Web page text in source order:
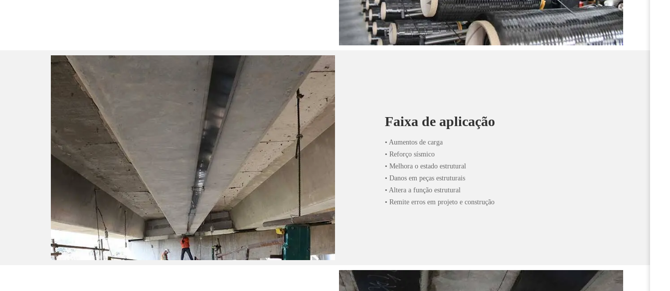
Faixa de aplicação
• Aumentos de carga
• Reforço sísmico
• Melhora o estado estrutural
• Danos em peças estruturais
• Altera a função estrutural
• Remite erros em projeto e construção